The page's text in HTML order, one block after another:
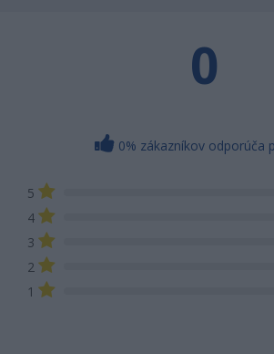
0
0% zákazníkov odporúča
5
4
3
2
1